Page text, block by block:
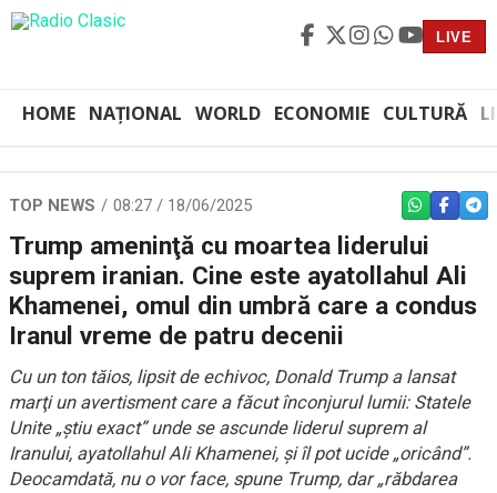
LIVE
HOME NAȚIONAL WORLD ECONOMIE CULTURĂ
TOP NEWS 08:27 / 18/06/2025 WHATSAPP
Trump ameninţă cu moartea liderului
suprem iranian. Cine este ayatollahul Ali
Khamenei, omul din umbră care a condus
Iranul vreme de patru decenii
Cu un ton tăios, lipsit de echivoc, Donald Trump a lansat
marţi un avertisment care a făcut înconjurul lumii: Statele
Unite „ştiu exact” unde se ascunde liderul suprem al
Iranului, ayatollahul Ali Khamenei, şi îl pot ucide „oricând”.
Deocamdată, nu o vor face, spune Trump, dar „răbdarea